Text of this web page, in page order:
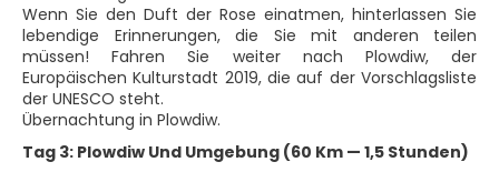
Wenn Sie den Duft der Rose einatmen, hinterlassen Sie
lebendige Erinnerungen, die Sie mit anderen teilen
müssen! Fahren Sie weiter nach Plowdiw, der
Europäischen Kulturstadt 2019, die auf der Vorschlagsliste
der UNESCO steht.
Übernachtung in Plowdiw.
Tag 3: Plowdiw Und Umgebung (60 Km — 1,5 Stunden)